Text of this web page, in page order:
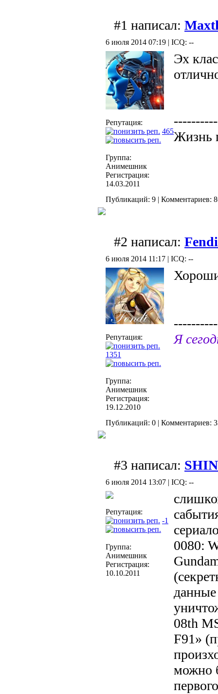
#1 написал:
6 июля 2014 07:19 | ICQ: --
Репутация:
465
Группа:
Анимешник
Регистрация:
14.03.2011
Эх
Жизнь
Публикаций: 9 | Комментариев:
#2 написал: Fendi
6 июля 2014 11:17 | ICQ: --
Репутация:
1351
Группа:
Анимешник
Регистрация:
19.12.2010
Я
Публикаций: 0 | Комментариев:
#3 написал:
6 июля 2014 13:07 | ICQ: --
Репутация:
-1
Группа:
Анимешник
Регистрация:
10.10.2011
0080:
08th
F91»
можно